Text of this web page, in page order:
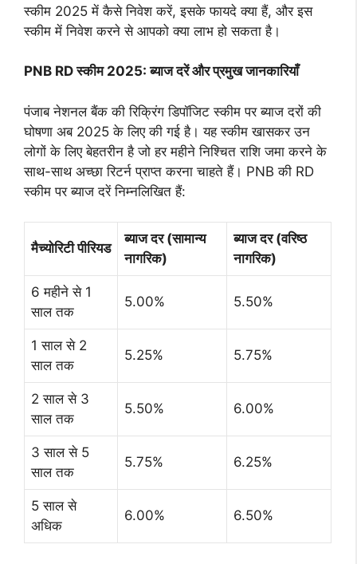
स्कीम 2025 में कैसे निवेश करें, इसके फायदे क्या हैं, और इस
स्कीम में निवेश करने से आपको क्या लाभ हो सकता है।
PNB RD स्कीम 2025: ब्याज दरें और प्रमुख जानकारियाँ
पंजाब नेशनल बैंक की रिक्रिंग डिपॉजिट स्कीम पर ब्याज दरों की
घोषणा अब 2025 के लिए की गई है। यह स्कीम खासकर उन
लोगों के लिए बेहतरीन है जो हर महीने निश्चित राशि जमा करने के
साथ-साथ अच्छा रिटर्न प्राप्त करना चाहते हैं। PNB की RD
स्कीम पर ब्याज दरें निम्नलिखित हैं:
मैच्योरिटी पीरियड
ब्याज दर(सामान्य
नागरिक)
ब्याज दर(वरिष्ठ
नागरिक)
6 महीने से 1
साल तक
5.00% 5.50%
1 साल से 2
साल तक
5.25% 5.75%
2 साल से 3
साल तक
5.50% 6.00%
3 साल से 5
साल तक
5.75% 6.25%
5 साल से
अधिक
6.00% 6.50%